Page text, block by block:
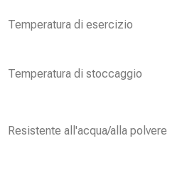
Temperatura di esercizio
Temperatura di stoccaggio
Resistente all'acqua/alla polvere